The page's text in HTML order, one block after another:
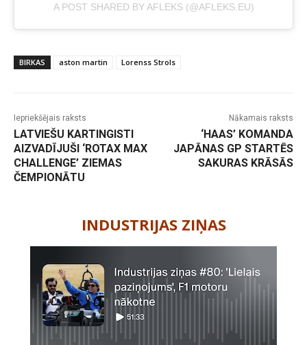
A POST SHARED BY AFLEKS (@AFLEKS.EU)
BIRKAS aston martin Lorenss Strols
Iepriekšējais raksts
LATVIEŠU KARTINGISTI
AIZVADĪJUŠI ‘ROTAX MAX
CHALLENGE’ ZIEMAS
ČEMPIONĀTU
Nākamais raksts
‘HAAS’ KOMANDA
JAPĀNAS GP STARTĒS
SAKURAS KRĀSĀS
INDUSTRIJAS ZIŅAS